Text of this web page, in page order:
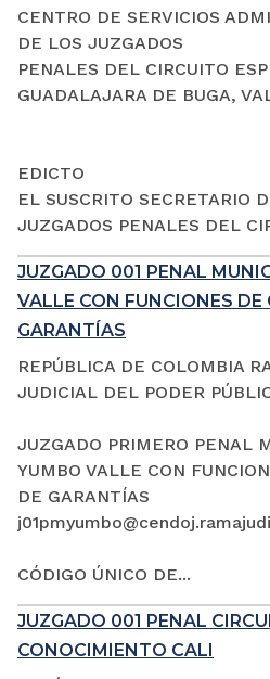
CENTRO DE SERVICIOS
DE LOS JUZGADOS
PENALES DEL CIRCUITO
GUADALAJARA DE BUGA,
EDICTO
EL SUSCRITO SECRETARIO
JUZGADOS PENALES DEL
JUZGADO 001 PENAL
VALLE CON FUNCIONES DE
GARANTÍAS
REPÚBLICA DE COLOMBIA
JUDICIAL DEL PODER
JUZGADO PRIMERO PENAL
YUMBO VALLE CON
DE GARANTÍAS
CÓDIGO ÚNICO DE...
JUZGADO 001 PENAL
CONOCIMIENTO CALI